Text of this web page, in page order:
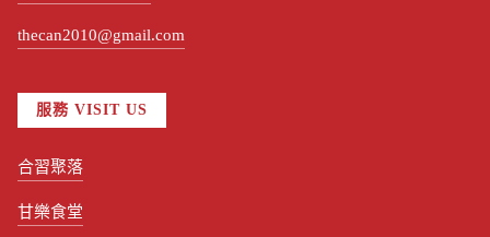
thecan2010@gmail.com
服務 VISIT US
合習聚落
甘樂食堂